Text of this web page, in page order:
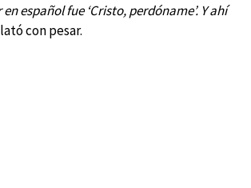
español fue ‘Cristo, perdóname’. Y ahí
con pesar.